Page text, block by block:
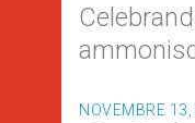
NOVEMBRE